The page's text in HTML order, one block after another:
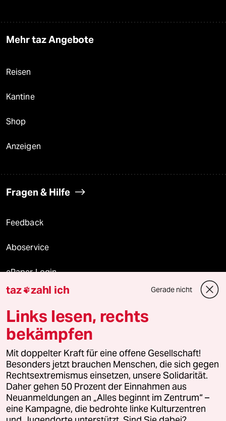
Mehr taz Angebote
Reisen
Kantine
Shop
Anzeigen
Fragen & Hilfe
Feedback
Aboservice
ePaper Login
Downloads für Abonnierende
© 2026 taz Verlags und Vertriebs GmbH
Alle Rechte vorbehalten. Bei rechtlichen Fragen oder für Genehmigungen
wenden Sie sich bitte an
lizenzen@taz.de
Feedback Redaktionsstatut Kommune-Richtlinien
Leitlinie Informant Datenschutz Impressum AGB
taz zahl ich Gerade nicht
Links lesen, rechts
bekämpfen
Mit doppelter Kraft für eine offene Gesellschaft!
Besonders jetzt brauchen Menschen, die sich gegen
Rechtsextremismus einsetzen, unsere Solidarität.
Daher gehen 50 Prozent der Einnahmen aus
Neuanmeldungen an „Alles beginnt im Zentrum“ –
eine Kampagne, die bedrohte linke Kulturzentren